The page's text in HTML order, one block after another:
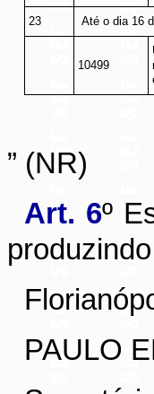
23 Até o dia 16
10499
” (NR)
Art. 6º
PAULO